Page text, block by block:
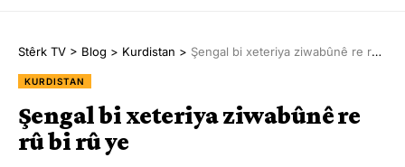
Stêrk TV > Blog > Kurdistan > Şengal bi xeteriya ziwabûnê re rû bi rû ye
KURDISTAN
Şengal bi xeteriya ziwabûnê re
rû bi rû ye